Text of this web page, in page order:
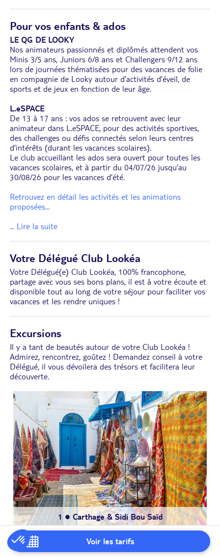
Voir les tarifs
Pour vos enfants & ados
LE QG DE LOOKY
Nos animateurs passionnés et diplômés attendent vos
Minis 3/5 ans, Juniors 6/8 ans et Challengers 9/12 ans
lors de journées thématisées pour des vacances de folie
en compagnie de Looky autour d’activités d’éveil, de
sports et de jeux en fonction de leur âge.
L.eSPACE
De 13 à 17 ans : vos ados se retrouvent avec leur
animateur dans L.eSPACE, pour des activités sportives,
des challenges ou défis connectés selon leurs centres
d’intérêts (durant les vacances scolaires).
Le club accueillant les ados sera ouvert pour toutes les
vacances scolaires, et à partir du 04/07/26 jusqu’au
30/08/26 pour les vacances d’été.
Retrouvez en détail les activités et les animations
proposées...
... Lire la suite
Votre Délégué Club Lookéa
Votre Délégué(e) Club Lookéa, 100% francophone,
partage avec vous ses bons plans, il est à votre écoute et
disponible tout au long de votre séjour pour faciliter vos
vacances et les rendre uniques !
Excursions
Il y a tant de beautés autour de votre Club Lookéa !
Admirez, rencontrez, goûtez ! Demandez conseil à votre
Délégué, il vous dévoilera des trésors et facilitera leur
découverte.
1 ● Carthage & Sidi Bou Saïd
Visitez Carthage l’orgueilleuse et son magnifique site
2● Sahara Explorer
Un voyage hors du temps, pour découvrir la beauté du grand
3● Soirée Sheherazade 1001 Nuits
La culture et la cuisine de la Tunisie sont aussi exotiques que le
4● Kairouan / El Jem
Les siècles passés ont façonné le paysage tunisien, et c’est
5● Balade en Catamaran
Balade en mer sur un véritable catamaran. Vous ferez une belle